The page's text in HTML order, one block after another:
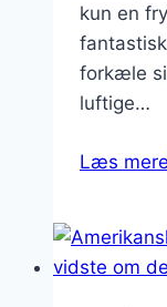
kun en
forkæle
luftige…
Læs mere